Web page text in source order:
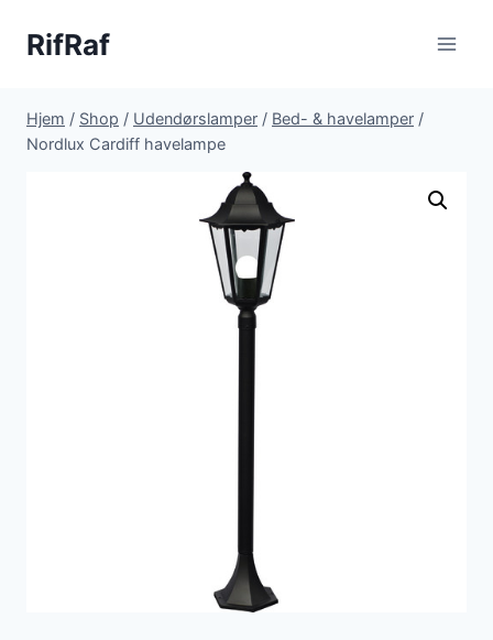
RifRaf
Hjem / Shop / Udendørslamper / Bed- & havelamper /
Nordlux Cardiff havelampe